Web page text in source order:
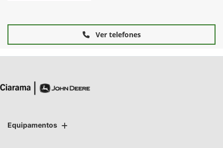
Ver telefones
Equipamentos